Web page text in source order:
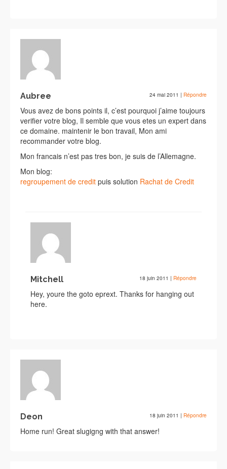
Aubree 24 mai 2011 | Répondre
Vous avez de bons points il, c’est pourquoi j’aime toujours
verifier votre blog, Il semble que vous etes un expert dans
ce domaine. maintenir le bon travail, Mon ami
recommander votre blog.
Mon francais n’est pas tres bon, je suis de l’Allemagne.
Mon blog:
regroupement de credit puis solution Rachat de Credit
Mitchell 18 juin 2011 | Répondre
Hey, youre the goto eprext. Thanks for hanging out
here.
Deon 18 juin 2011 | Répondre
Home run! Great slugigng with that answer!